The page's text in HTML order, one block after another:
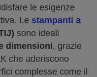
le esigenze
Le stampanti a
sono ideali
dimensioni, grazie
che aderiscono
complesse come il